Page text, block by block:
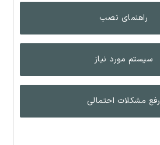
راهنمای نصب
سیستم مورد نیاز
رفع مشکلات احتمالی